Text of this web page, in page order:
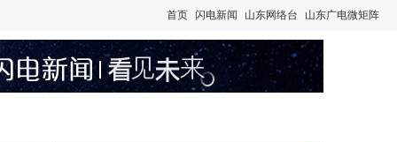
首页 闪电新闻 山东网络台 山东广电微矩阵